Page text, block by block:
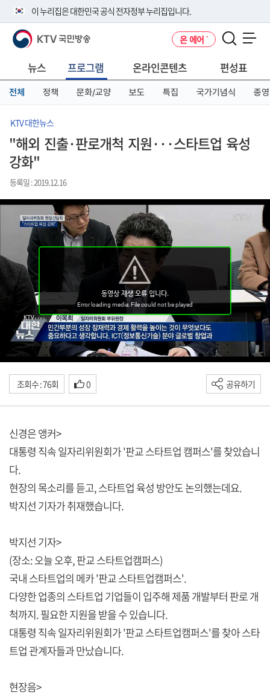
이 누리집은 대한민국 공식 전자정부 누리집입니다.
공식 누리집 주소 확인하기
니다.
이밖에 or.kr 또는 .kr등 다른 도메인 주소를 사용하고 있다면 아래 URL에
서 도메인 주소를 확인해 보세요
KTV 국민방송 온 에어
뉴스 프로그램 온라인콘텐츠 편성표
전체 정책 문화/교양 보도 특집 국가기념식 종영
KTV 대한뉴스
"해외 진출·판로개척 지원···스타트업 육성
강화"
등록일 : 2019.12.16
조회수 : 76회 0 공유하기
신경은 앵커>
대통령 직속 일자리위원회가 '판교 스타트업 캠퍼스'를 찾았습니
다.
현장의 목소리를 듣고, 스타트업 육성 방안도 논의했는데요.
박지선 기자가 취재했습니다.
박지선 기자>
(장소: 오늘 오후, 판교 스타트업캠퍼스)
국내 스타트업의 메카 '판교 스타트업캠퍼스'.
다양한 업종의 스타트업 기업들이 입주해 제품 개발부터 판로 개
척까지. 필요한 지원을 받을 수 있습니다.
대통령 직속 일자리위원회가 '판교 스타트업캠퍼스'를 찾아 스타
트업 관계자들과 만났습니다.
현장음>